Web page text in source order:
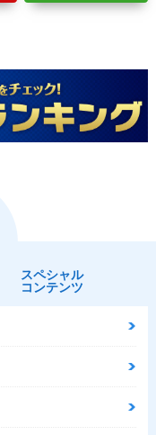
スペシャル
コンテンツ